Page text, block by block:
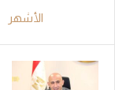
الأشهر